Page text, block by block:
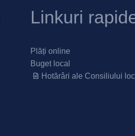
Linkuri
Plăți online
Buget local
Hotărâri ale Consiliului